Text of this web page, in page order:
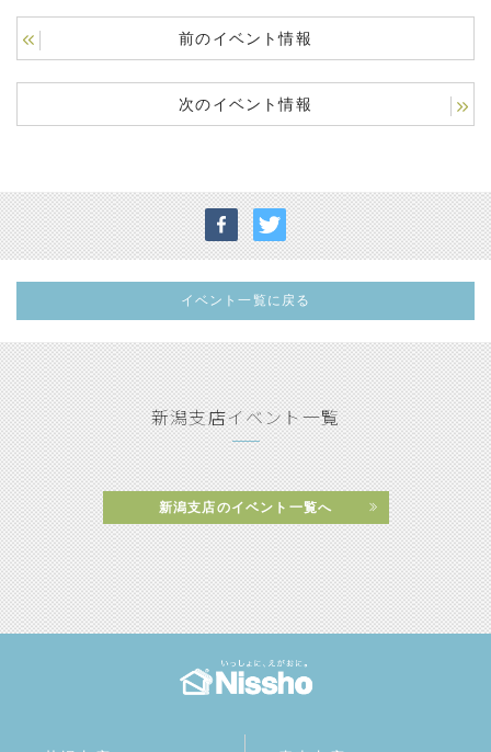
前のイベント情報
次のイベント情報
イベント一覧に戻る
新潟支店イベント一覧
新潟支店のイベント一覧へ